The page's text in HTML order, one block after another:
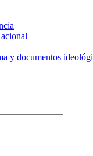
y documentos